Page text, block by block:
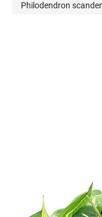
Philodendron